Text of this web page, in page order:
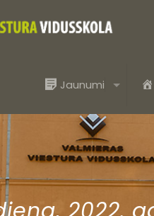
Jaunumi